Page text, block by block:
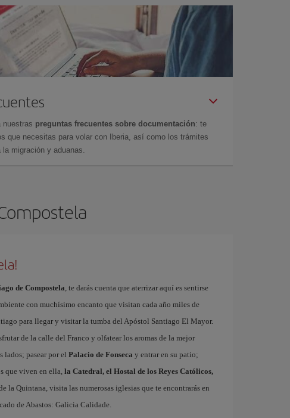
nuestras preguntas frecuentes sobre documentación: te
que necesitas para volar con Iberia, así como los trámites
migración y aduanas.
de Compostela, te darás cuenta que aterrizar aquí es sentirse
con muchísimo encanto que visitan cada año miles de
para llegar y visitar la tumba del Apóstol Santiago El Mayor.
de la calle del Franco y olfatear los aromas de la mejor
lados; pasear por el Palacio de Fonseca y entrar en su patio;
que viven en ella, la Catedral, el Hostal de los Reyes Católicos,
la Quintana, visita las numerosas iglesias que te encontrarás en
de Abastos: Galicia Calidade.